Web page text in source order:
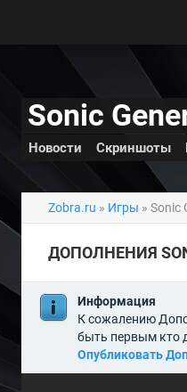
Sonic
Новости Скриншоты
Zobra.ru » Игры » Sonic
ДОПОЛНЕНИЯ
Информация
К сожалению
быть первым кто
Опубликовать